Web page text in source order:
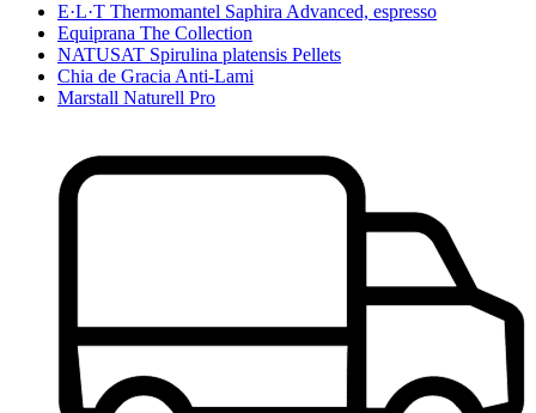
E·L·T Thermomantel Saphira Advanced, espresso
Equiprana The Collection
NATUSAT Spirulina platensis Pellets
Chia de Gracia Anti-Lami
Marstall Naturell Pro